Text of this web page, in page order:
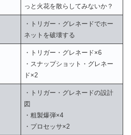
っと火花を散らしてみないか？
・トリガー・グレネードでホー
ネットを破壊する
・トリガー・グレネード×6
・スナップショット・グレネー
ド×2
・トリガー・グレネードの設計
図
・粗製爆弾×4
・プロセッサ×2